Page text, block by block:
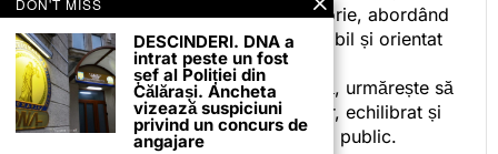
cotidian politic, sport și istorie, abordând
subiectele într-un stil accesibil și orientat
spre informare.
Prin activitatea sa editorială, urmărește să
ofere cititorilor conținut clar, echilibrat și
relevant, adaptat interesului public.
DON'T MISS
DESCINDERI. DNA a
intrat peste un fost
șef al Poliției din
Călărași. Ancheta
vizează suspiciuni
privind un concurs de
angajare